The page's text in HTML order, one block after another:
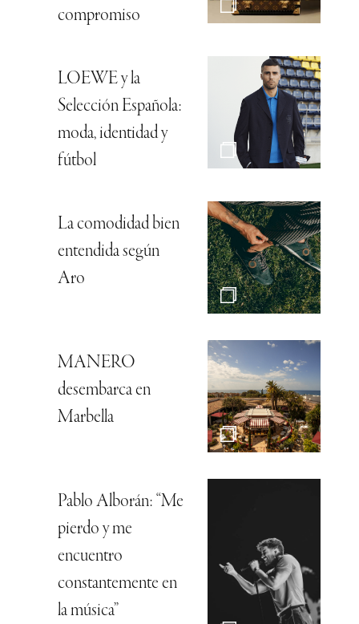
compromiso
LOEWE y la
Selección Española:
moda, identidad y
fútbol
La comodidad bien
entendida según
Aro
MANERO
desembarca en
Marbella
Pablo Alborán: “Me
pierdo y me
encuentro
constantemente en
la música”